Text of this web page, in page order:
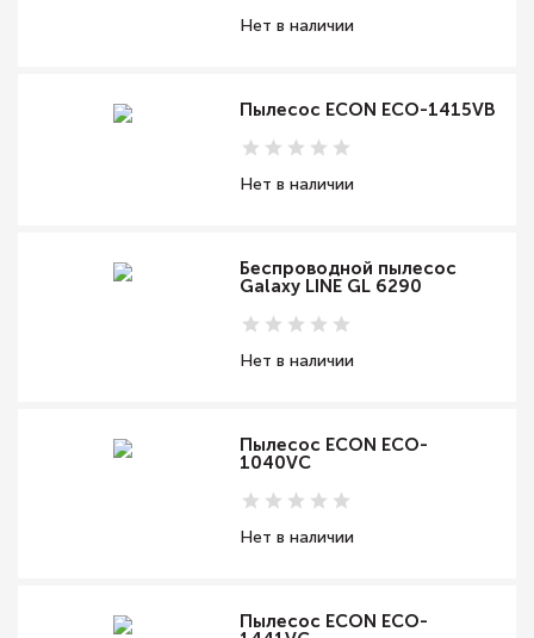
Нет в наличии
Пылесос ECON ECO-1415VB
Нет в наличии
Беспроводной пылесос
Galaxy LINE GL 6290
Нет в наличии
Пылесос ECON ECO-
1040VC
Нет в наличии
Пылесос ECON ECO-